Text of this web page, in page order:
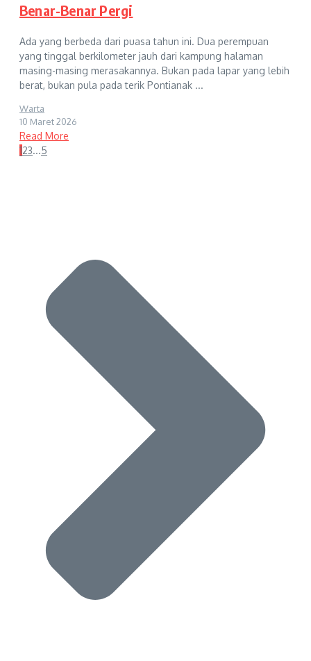
Benar-Benar Pergi
Ada yang berbeda dari puasa tahun ini. Dua perempuan
yang tinggal berkilometer jauh dari kampung halaman
masing-masing merasakannya. Bukan pada lapar yang lebih
berat, bukan pula pada terik Pontianak ...
Warta
10 Maret 2026
Read More
123...5